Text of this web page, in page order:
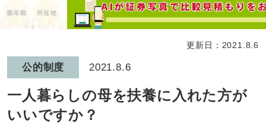
更新日： 2021.8.6
公的制度 2021.8.6
一人暮らしの母を扶養に入れた方が
いいですか？